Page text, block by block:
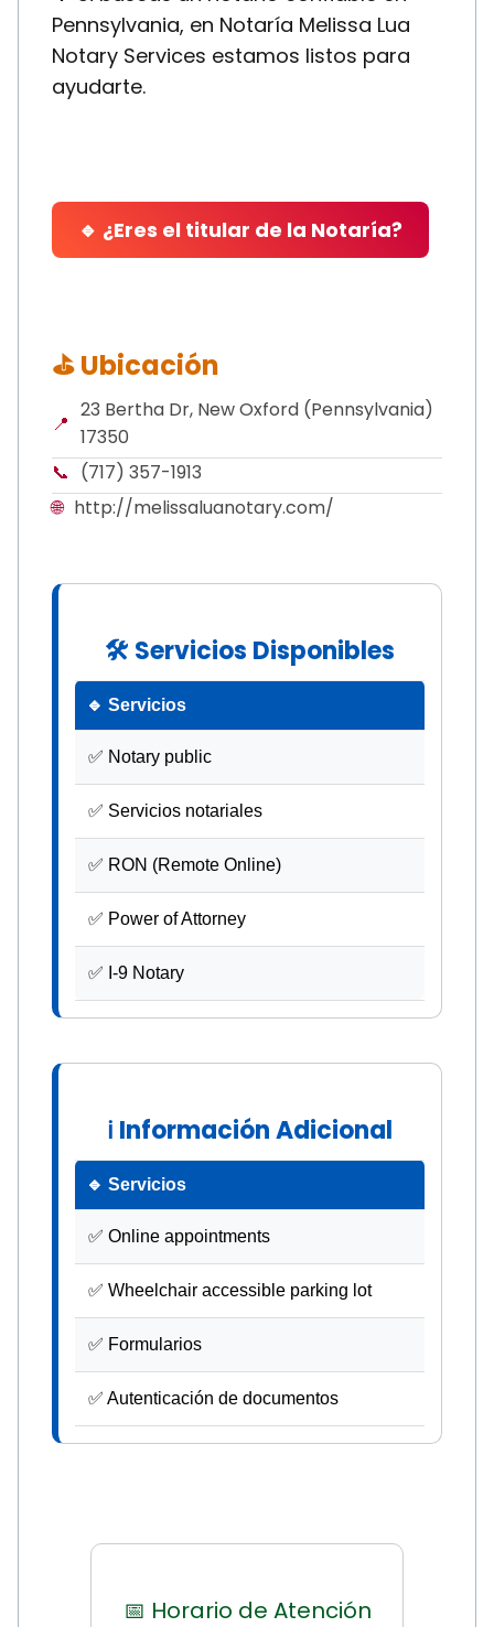
Pennsylvania, en Notaría Melissa Lua
Notary Services estamos listos para
ayudarte.
🔹 ¿Eres el titular de la Notaría?
⛳ Ubicación
📍
23 Bertha Dr, New Oxford (Pennsylvania)
17350
📞 (717) 357-1913
🌐 http://melissaluanotary.com/
🛠 Servicios Disponibles
🔹 Servicios
✅ Notary public
✅ Servicios notariales
✅ RON (Remote Online)
✅ Power of Attorney
✅ I-9 Notary
ℹ Información Adicional
🔹 Servicios
✅ Online appointments
✅ Wheelchair accessible parking lot
✅ Formularios
✅ Autenticación de documentos
📅 Horario de Atención